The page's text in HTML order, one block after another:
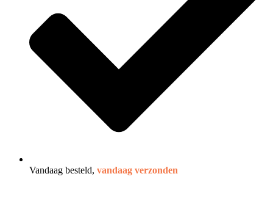
Vandaag besteld, vandaag verzonden